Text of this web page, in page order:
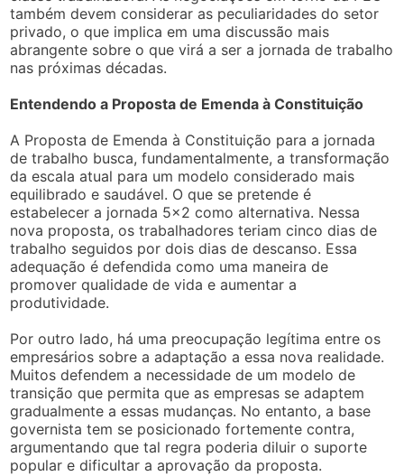
também devem considerar as peculiaridades do setor
privado, o que implica em uma discussão mais
abrangente sobre o que virá a ser a jornada de trabalho
nas próximas décadas.
Entendendo a Proposta de Emenda à Constituição
A Proposta de Emenda à Constituição para a jornada
de trabalho busca, fundamentalmente, a transformação
da escala atual para um modelo considerado mais
equilibrado e saudável. O que se pretende é
estabelecer a jornada 5×2 como alternativa. Nessa
nova proposta, os trabalhadores teriam cinco dias de
trabalho seguidos por dois dias de descanso. Essa
adequação é defendida como uma maneira de
promover qualidade de vida e aumentar a
produtividade.
Por outro lado, há uma preocupação legítima entre os
empresários sobre a adaptação a essa nova realidade.
Muitos defendem a necessidade de um modelo de
transição que permita que as empresas se adaptem
gradualmente a essas mudanças. No entanto, a base
governista tem se posicionado fortemente contra,
argumentando que tal regra poderia diluir o suporte
popular e dificultar a aprovação da proposta.